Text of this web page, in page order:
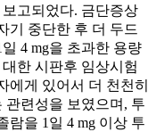
고되었다. 금단증상
기 중단한 후 더 두드
4 mg을 초과한 용량
한 시판후 임상시험
에게 있어서 더 천천히
관련성을 보였으며, 투
람을 1일 4 mg 이상 투